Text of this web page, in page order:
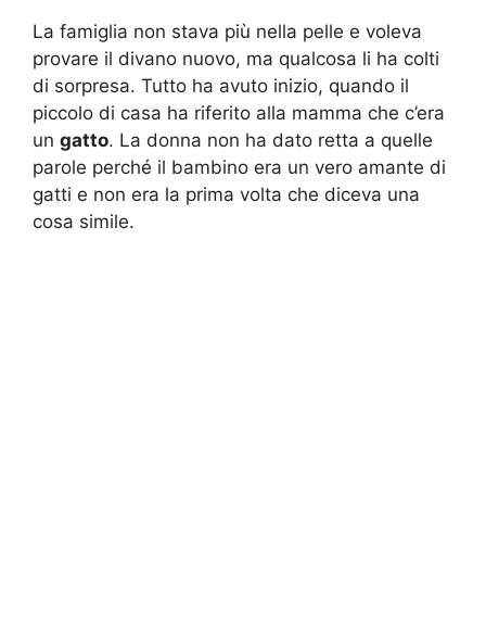
La famiglia non stava più nella pelle e voleva
provare il divano nuovo, ma qualcosa li ha colti
di sorpresa. Tutto ha avuto inizio, quando il
piccolo di casa ha riferito alla mamma che c’era
un gatto. La donna non ha dato retta a quelle
parole perché il bambino era un vero amante di
gatti e non era la prima volta che diceva una
cosa simile.